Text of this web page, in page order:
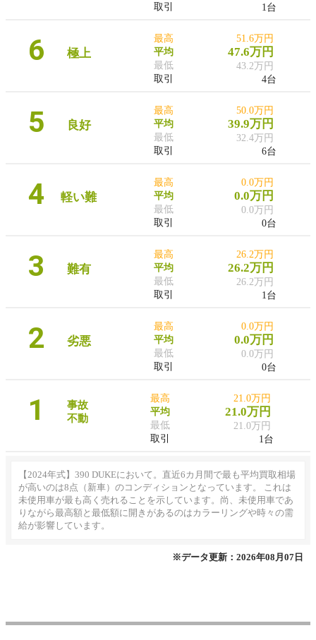
取引
1台
6 極上
最高
平均
最低
取引
51.6万円
47.6万円
43.2万円
4台
5 良好
最高
平均
最低
取引
50.0万円
39.9万円
32.4万円
6台
4 軽い難
最高
平均
最低
取引
0.0万円
0.0万円
0.0万円
0台
3 難有
最高
平均
最低
取引
26.2万円
26.2万円
26.2万円
1台
2 劣悪
最高
平均
最低
取引
0.0万円
0.0万円
0.0万円
0台
1
事故
不動
最高
平均
最低
取引
21.0万円
21.0万円
21.0万円
1台
【2024年式】390 DUKEにおいて。直近6カ月間で最も平均買取相場
が高いのは8点（新車）のコンディションとなっています。 これは
未使用車が最も高く売れることを示しています。尚、未使用車であ
りながら最高額と最低額に開きがあるのはカラーリングや時々の需
給が影響しています。
※データ更新：2026年08月07日